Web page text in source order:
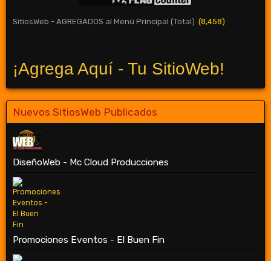
SitiosWeb - AGREGADOS al Menú Principal (Total) (8,458)
¡Agrega Aquí - Tu SitioWeb!
Nuevos SitiosWeb Publicados
DiseñoWeb - Mc Cloud Producciones
Promociones Eventos - El Buen Fin